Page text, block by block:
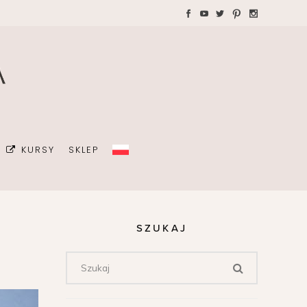
KURSY SKLEP
SZUKAJ